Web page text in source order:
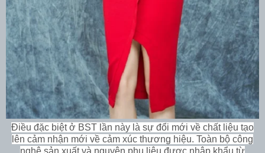
Điều đặc biệt ở BST lần này là sự đổi mới về chất liệu tạo
lên cảm nhận mới về cảm xúc thương hiệu. Toàn bộ công
nghệ sản xuất và nguyên phụ liệu được nhập khẩu từ